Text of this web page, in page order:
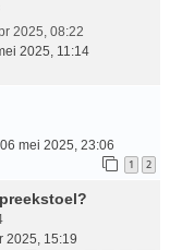
2025, 08:22
2025, 11:14
06 mei 2025, 23:06
1 2
2025, 15:19